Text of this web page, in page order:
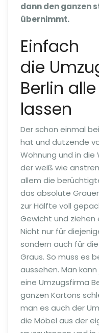
dann den ganzen
übernimmt.
Einfach
die
Berlin
lassen
Der schon einmal
hat und dutzende
Wohnung und in
der weiß wie
allem die
das absolute
zur Hälfte voll
Gewicht und ziehen
Nicht nur für
sondern auch für
Graus. So muss es
aussehen. Man
eine Umzugsfirma
ganzen Kartons
man es auch der
die Möbel aus der